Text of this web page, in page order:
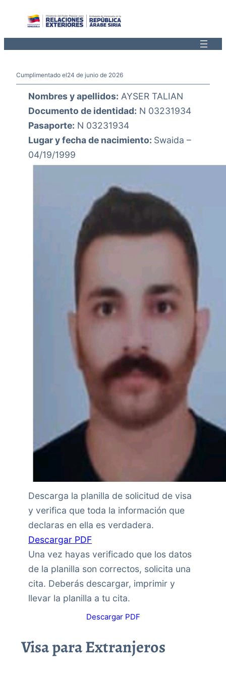
Cumplimentado el24 de junio de 2026
Nombres y apellidos: AYSER TALIAN
Documento de identidad: N 03231934
Pasaporte: N 03231934
Lugar y fecha de nacimiento: Swaida –
04/19/1999
Descarga la planilla de solicitud de visa
y verifica que toda la información que
declaras en ella es verdadera.
Descargar PDF
Una vez hayas verificado que los datos
de la planilla son correctos, solicita una
cita. Deberás descargar, imprimir y
llevar la planilla a tu cita.
Descargar PDF
Visa para Extranjeros